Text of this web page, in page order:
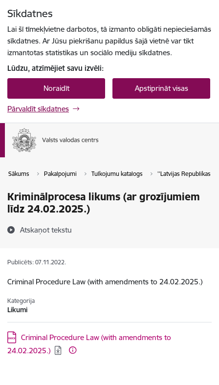
Sīkdatnes
Lai šī tīmekļvietne darbotos, tā izmanto obligāti nepieciešamās
sīkdatnes. Ar Jūsu piekrišanu papildus šajā vietnē var tikt
izmantotas statistikas un sociālo mediju sīkdatnes.
Lūdzu, atzīmējiet savu izvēli:
Noraidīt Apstiprināt visas
Pārvaldīt sīkdatnes
Sākums Pakalpojumi Tulkojumu katalogs ''Latvijas Republikas
Kriminālprocesa likums (ar grozījumiem
līdz 24.02.2025.)
Atskaņot tekstu
Publicēts: 07.11.2022.
Criminal Procedure Law (with amendments to 24.02.2025.)
Kategorija
Likumi
Lejupielādēt:
Criminal Procedure Law (with amendments to
24.02.2025.)